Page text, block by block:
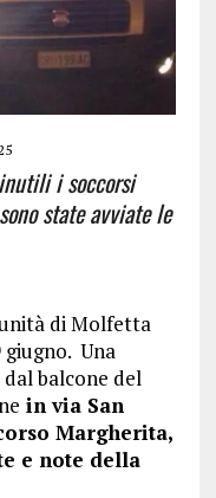
i soccorsi
state avviate le
di Molfetta
Una
balcone del
in via San
Margherita,
e note della